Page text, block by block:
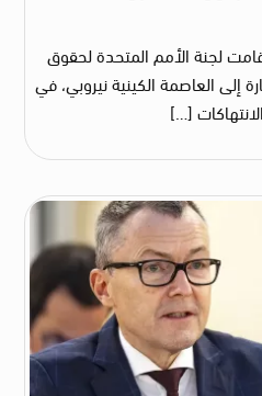
لجنة الأمم المتحدة لحقوق
إلى العاصمة الكينية نيروبي، في